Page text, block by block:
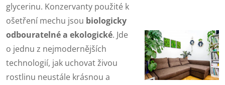
glycerinu. Konzervanty použité k
ošetření mechu jsou biologicky
odbouratelné a ekologické. Jde
o jednu z nejmodernějších
technologií, jak uchovat živou
rostlinu neustále krásnou a